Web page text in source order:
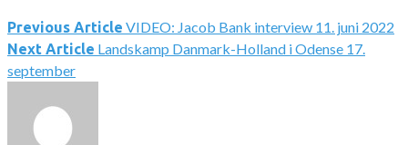
Indlægsnavigation
Previous Article VIDEO: Jacob Bank interview 11. juni 2022
Next Article Landskamp Danmark-Holland i Odense 17.
september